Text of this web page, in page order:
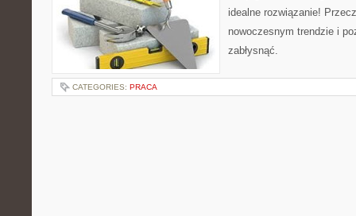
idealne rozwiązanie!
nowoczesnym trendzie i
zabłysnąć.
CATEGORIES: PRACA